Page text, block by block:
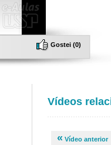
Gostei (0)
Vídeos
« Vídeo anterior